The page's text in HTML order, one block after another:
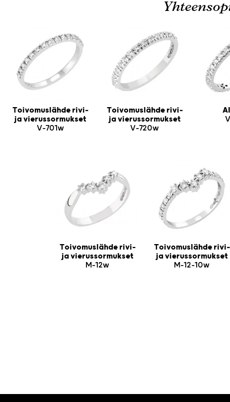
Toivomuslähde rivi-
ja vierussormukset
V-701w
Toivomuslähde rivi-
ja vierussormukset
V-720w
Toivomuslähde rivi-
ja vierussormukset
M-12w
Toivomuslähde rivi-
ja vierussormukset
M-12-10w